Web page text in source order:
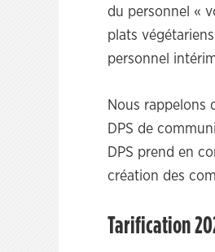
du personnel «
plats
personnel
Nous rappelons
DPS de
DPS prend en
création des
Tarification